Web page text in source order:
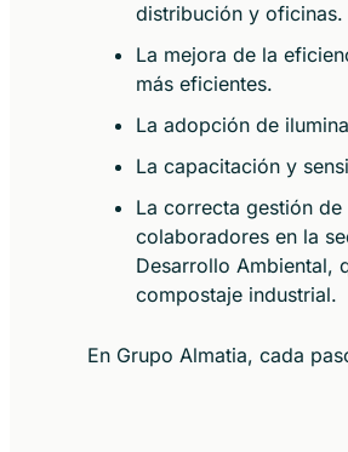
distribución y oficinas.
La mejora de la
más eficientes.
La adopción de
La capacitación y
La correcta gestión
colaboradores en la
Desarrollo Ambiental,
compostaje industrial.
En Grupo Almatia, cada